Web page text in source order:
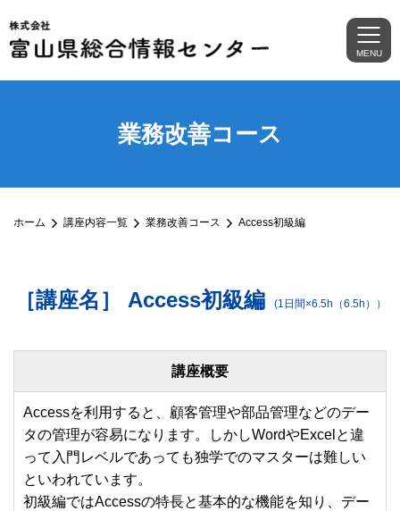
MENU
業務改善コース
ホーム 講座内容一覧 業務改善コース Access初級編
［講座名］ Access初級編 (1日間×6.5h（6.5h））
講座概要
Accessを利用すると、顧客管理や部品管理などのデー
タの管理が容易になります。しかしWordやExcelと違
って入門レベルであっても独学でのマスターは難しい
といわれています。
初級編ではAccessの特長と基本的な機能を知り、デー